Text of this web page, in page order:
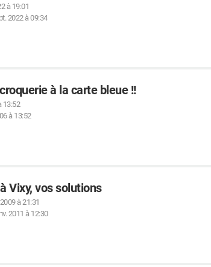
à 19:01
2022 à 09:34
à la carte bleue !!
13:52
à 13:52
Vixy, vos solutions
à 21:31
2011 à 12:30